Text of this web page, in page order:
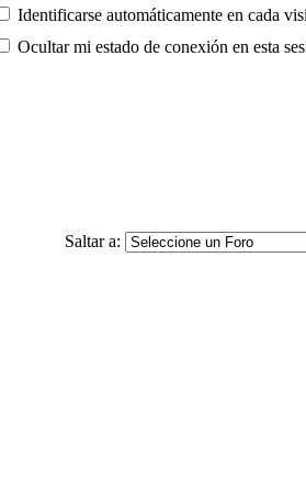
Identificarse automáticamente en cada
Ocultar mi estado de conexión en esta
Saltar a: